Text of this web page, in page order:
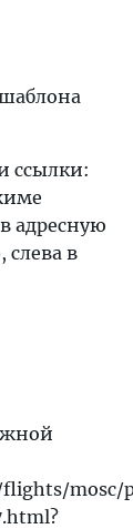
ссылки:
адресную
слева в
mosc/